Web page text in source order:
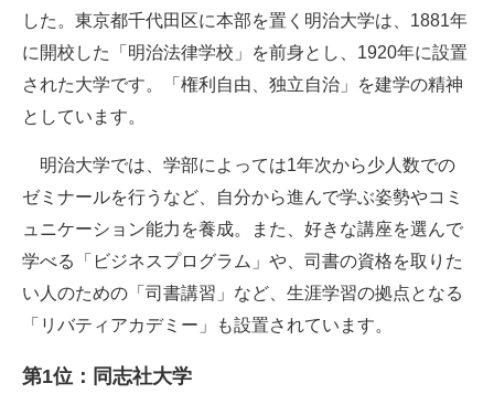
した。東京都千代田区に本部を置く明治大学は、1881年
に開校した「明治法律学校」を前身とし、1920年に設置
された大学です。「権利自由、独立自治」を建学の精神
としています。
明治大学では、学部によっては1年次から少人数での
ゼミナールを行うなど、自分から進んで学ぶ姿勢やコミ
ュニケーション能力を養成。また、好きな講座を選んで
学べる「ビジネスプログラム」や、司書の資格を取りた
い人のための「司書講習」など、生涯学習の拠点となる
「リバティアカデミー」も設置されています。
第1位：同志社大学